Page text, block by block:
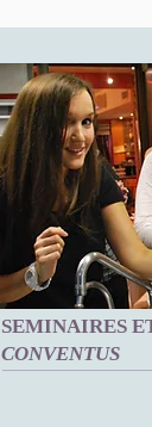
SEMINAIRES
CONVENTUS